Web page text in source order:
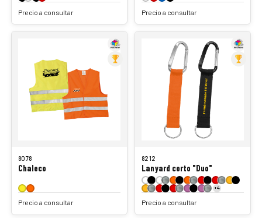
Precio a consultar Precio a consultar
8078
Chaleco
Precio a consultar
8212
Lanyard corto "Duo"
+4
Precio a consultar